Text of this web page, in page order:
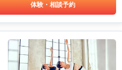
体験・相談予約